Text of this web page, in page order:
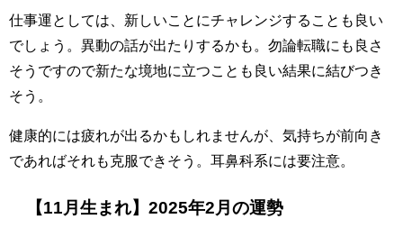
仕事運としては、新しいことにチャレンジすることも良い
でしょう。異動の話が出たりするかも。勿論転職にも良さ
そうですので新たな境地に立つことも良い結果に結びつき
そう。
健康的には疲れが出るかもしれませんが、気持ちが前向き
であればそれも克服できそう。耳鼻科系には要注意。
【11月生まれ】2025年2月の運勢